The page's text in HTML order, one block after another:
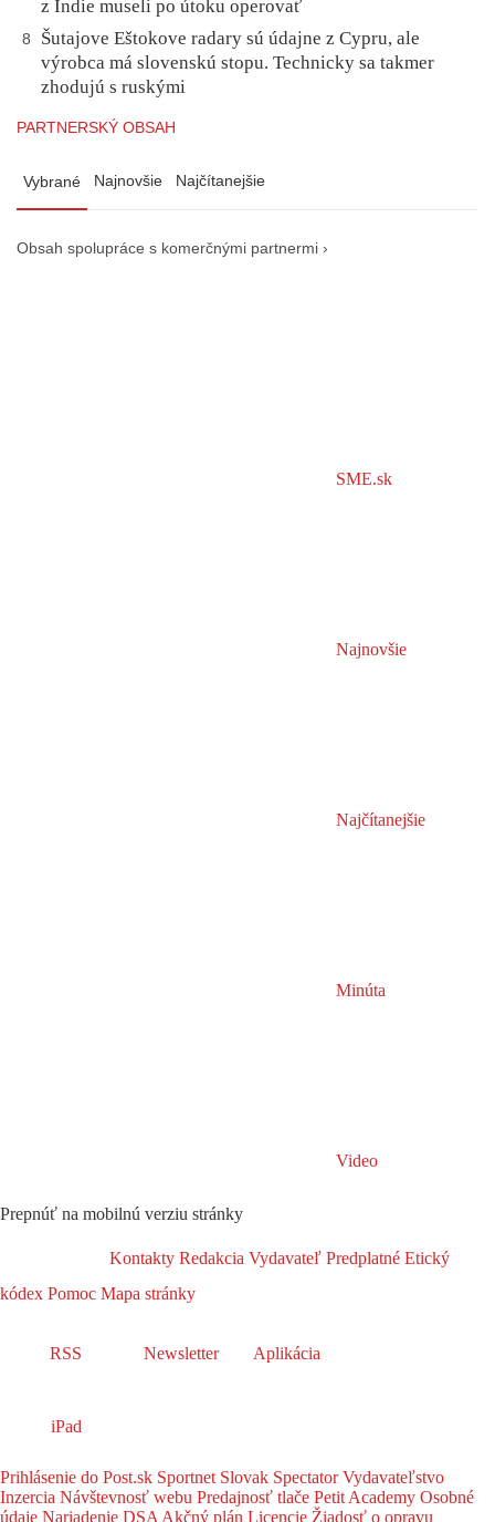
z Indie museli po útoku operovať
8
Šutajove Eštokove radary sú údajne z Cypru, ale
výrobca má slovenskú stopu. Technicky sa takmer
zhodujú s ruskými
PARTNERSKÝ OBSAH
Vybrané Najnovšie Najčítanejšie
Obsah spolupráce s komerčnými partnermi ›
SME.sk
Najnovšie
Najčítanejšie
Minúta
Video
Prepnúť na mobilnú verziu stránky
Kontakty Redakcia Vydavateľ Predplatné Etický
kódex Pomoc Mapa stránky
RSS Newsletter Aplikácia
iPad
Prihlásenie do Post.sk Sportnet Slovak SpectatorVydavateľstvo
Inzercia Návštevnosť webu Predajnosť tlače Petit Academy Osobné
údaje Nariadenie DSA Akčný plán Licencie Žiadosť o opravu